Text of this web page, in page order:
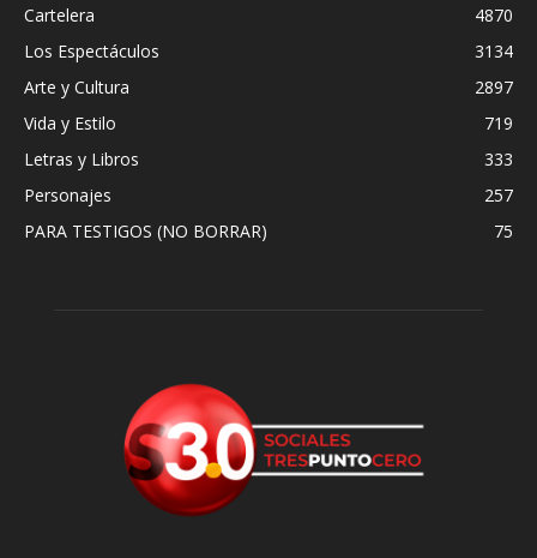
Cartelera
4870
Los Espectáculos
3134
Arte y Cultura
2897
Vida y Estilo
719
Letras y Libros
333
Personajes
257
PARA TESTIGOS (NO BORRAR)
75